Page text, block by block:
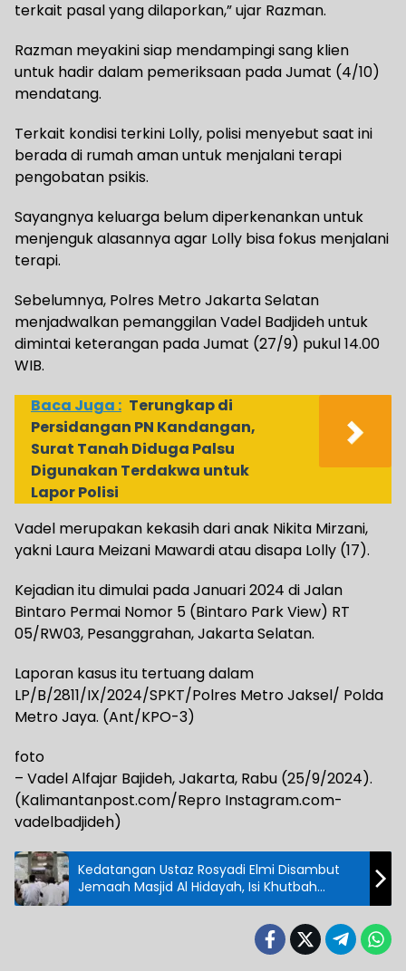
terkait pasal yang dilaporkan,” ujar Razman.
Razman meyakini siap mendampingi sang klien
untuk hadir dalam pemeriksaan pada Jumat (4/10)
mendatang.
Terkait kondisi terkini Lolly, polisi menyebut saat ini
berada di rumah aman untuk menjalani terapi
pengobatan psikis.
Sayangnya keluarga belum diperkenankan untuk
menjenguk alasannya agar Lolly bisa fokus menjalani
terapi.
Sebelumnya, Polres Metro Jakarta Selatan
menjadwalkan pemanggilan Vadel Badjideh untuk
dimintai keterangan pada Jumat (27/9) pukul 14.00
WIB.
Baca Juga : Terungkap di
Persidangan PN Kandangan,
Surat Tanah Diduga Palsu
Digunakan Terdakwa untuk
Lapor Polisi
Vadel merupakan kekasih dari anak Nikita Mirzani,
yakni Laura Meizani Mawardi atau disapa Lolly (17).
Kejadian itu dimulai pada Januari 2024 di Jalan
Bintaro Permai Nomor 5 (Bintaro Park View) RT
05/RW03, Pesanggrahan, Jakarta Selatan.
Laporan kasus itu tertuang dalam
LP/B/2811/IX/2024/SPKT/Polres Metro Jaksel/ Polda
Metro Jaya. (Ant/KPO-3)
foto
– Vadel Alfajar Bajideh, Jakarta, Rabu (25/9/2024).
(Kalimantanpost.com/Repro Instagram.com-
vadelbadjideh)
Kedatangan Ustaz Rosyadi Elmi Disambut
Jemaah Masjid Al Hidayah, Isi Khutbah
Jumat